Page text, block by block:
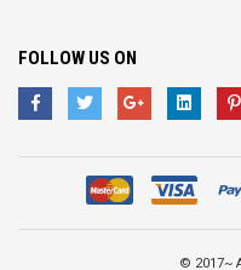
FOLLOW US ON
© 2017~